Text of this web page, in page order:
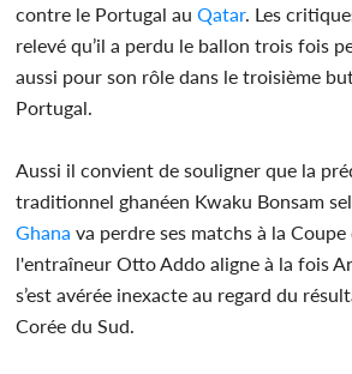
contre le Portugal au Qatar. Les
relevé qu’il a perdu le ballon trois fois
aussi pour son rôle dans le troisième
Portugal.
Aussi il convient de souligner que la
traditionnel ghanéen Kwaku Bonsam
Ghana va perdre ses matchs à la
l'entraîneur Otto Addo aligne à la fois
s’est avérée inexacte au regard du
Corée du Sud.